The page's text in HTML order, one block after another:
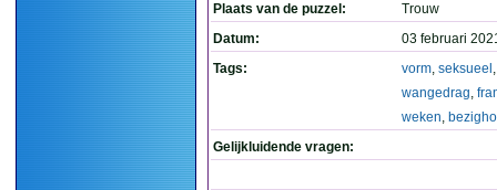
Plaats van de puzzel:
Trouw
Datum:
03 februari
Tags:
vorm, seksueel ,
wangedrag,
weken,
Gelijkluidende vragen: